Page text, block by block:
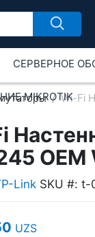
СЕРВЕРНОЕ
MIKROTIKWi-Fi
OEM
Link SKU #: t-
UZS